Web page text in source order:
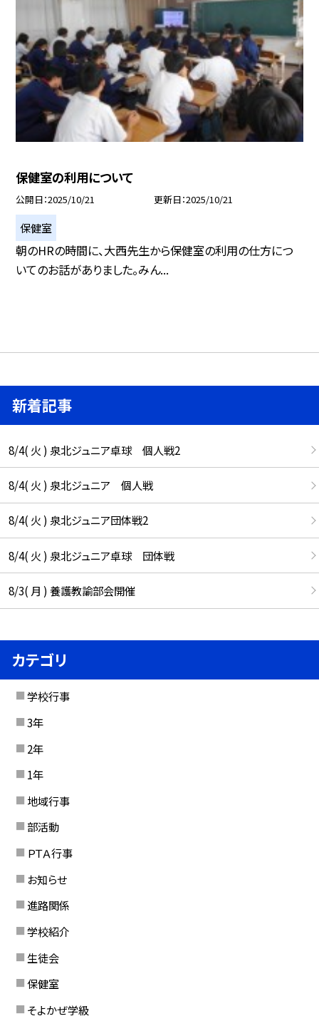
保健室の利用について
公開日 2025/10/21 更新日 2025/10/21
保健室
朝のHRの時間に、大西先生から保健室の利用の仕方につ
いてのお話がありました。みん...
新着記事
8/4( 火 ) 泉北ジュニア卓球 個人戦2
8/4( 火 ) 泉北ジュニア 個人戦
8/4( 火 ) 泉北ジュニア団体戦2
8/4( 火 ) 泉北ジュニア卓球 団体戦
8/3( 月 ) 養護教諭部会開催
カテゴリ
学校行事
3年
2年
1年
地域行事
部活動
ＰＴＡ行事
お知らせ
進路関係
学校紹介
生徒会
保健室
そよかぜ学級